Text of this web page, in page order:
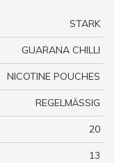
STARK
GUARANA CHILLI
NICOTINE POUCHES
REGELMÄSSIG
20
13